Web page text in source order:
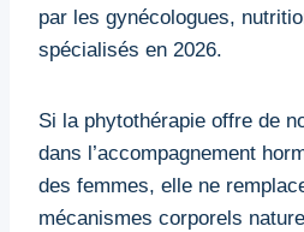
par les gynécologues,
spécialisés en 2026.
Si la phytothérapie offre de
dans l’accompagnement
des femmes, elle ne
mécanismes corporels